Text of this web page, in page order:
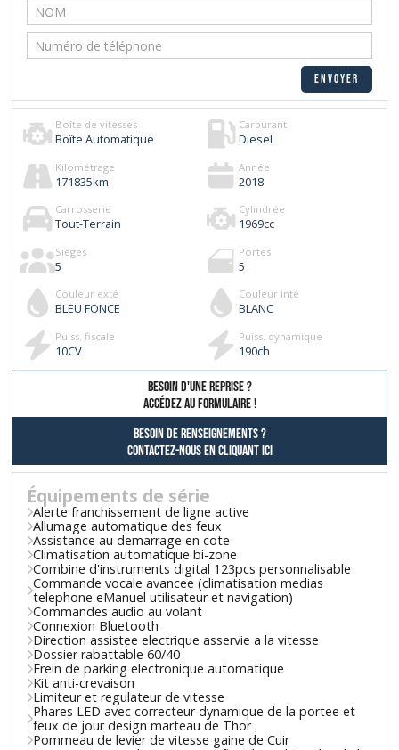
Boîte de vitesses
Boîte Automatique
Carburant
Diesel
Kilométrage
171835km
Année
2018
Carrosserie
Tout-Terrain
Cylindrée
1969cc
Sièges
5
Portes
5
Couleur exté
BLEU FONCE
Couleur inté
BLANC
Puiss. fiscale
10CV
Puiss. dynamique
190ch
besoin d'une reprise ?
AccÉdez au formulaire !
Besoin de renseignements ?
contactez-nous en cliquant ici
Équipements de série
Alerte franchissement de ligne active
Allumage automatique des feux
Assistance au demarrage en cote
Climatisation automatique bi-zone
Combine d'instruments digital 123pcs personnalisable
Commande vocale avancee (climatisation medias
telephone eManuel utilisateur et navigation)
Commandes audio au volant
Connexion Bluetooth
Direction assistee electrique asservie a la vitesse
Dossier rabattable 60/40
Frein de parking electronique automatique
Kit anti-crevaison
Limiteur et regulateur de vitesse
Phares LED avec correcteur dynamique de la portee et
feux de jour design marteau de Thor
Pommeau de levier de vitesse gaine de Cuir